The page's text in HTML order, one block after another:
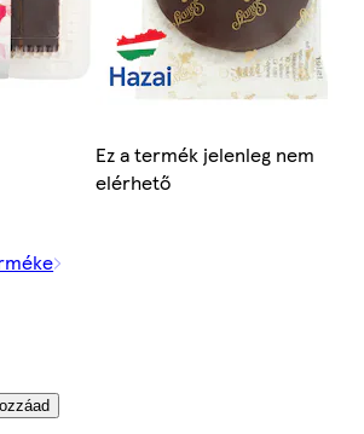
Ez a termék jelenleg nem
elérhető